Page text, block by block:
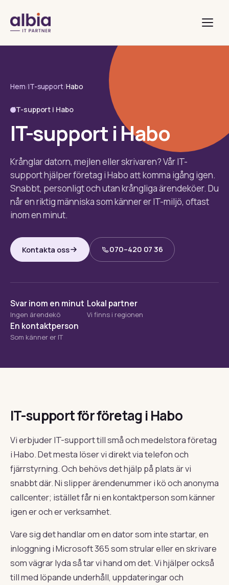
Hem/IT-support/Habo
IT-support i Habo
IT-support i Habo
Krånglar datorn, mejlen eller skrivaren? Vår IT-
support hjälper företag i Habo att komma igång igen.
Snabbt, personligt och utan krångliga ärendeköer. Du
når en riktig människa som känner er IT-miljö, oftast
inom en minut.
Kontakta oss 070–420 07 36
Svar inom en minut
Ingen ärendekö
Lokal partner
Vi finns i regionen
En kontaktperson
Som känner er IT
IT-support för företag i Habo
Vi erbjuder IT-support till små och medelstora företag
i Habo. Det mesta löser vi direkt via telefon och
fjärrstyrning. Och behövs det hjälp på plats är vi
snabbt där. Ni slipper ärendenummer i kö och anonyma
callcenter; istället får ni en kontaktperson som känner
igen er och er verksamhet.
Vare sig det handlar om en dator som inte startar, en
inloggning i Microsoft 365 som strular eller en skrivare
som vägrar lyda så tar vi hand om det. Vi hjälper också
till med löpande underhåll, uppdateringar och